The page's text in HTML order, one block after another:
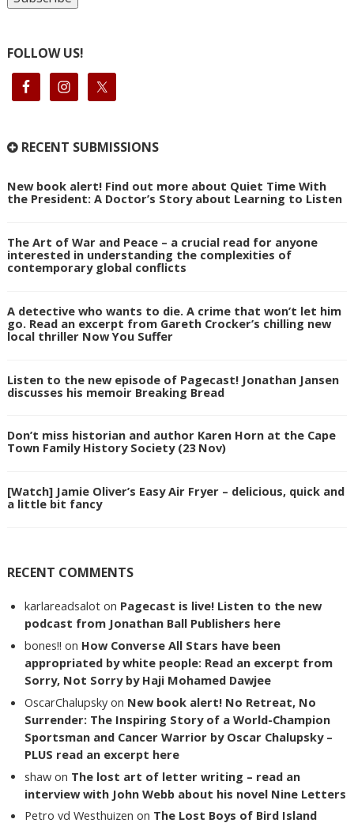
FOLLOW US!
RECENT SUBMISSIONS
New book alert! Find out more about Quiet Time With
the President: A Doctor’s Story about Learning to Listen
The Art of War and Peace – a crucial read for anyone
interested in understanding the complexities of
contemporary global conflicts
A detective who wants to die. A crime that won’t let him
go. Read an excerpt from Gareth Crocker’s chilling new
local thriller Now You Suffer
Listen to the new episode of Pagecast! Jonathan Jansen
discusses his memoir Breaking Bread
Don’t miss historian and author Karen Horn at the Cape
Town Family History Society (23 Nov)
[Watch] Jamie Oliver’s Easy Air Fryer – delicious, quick and
a little bit fancy
RECENT COMMENTS
karlareadsalot on Pagecast is live! Listen to the new
podcast from Jonathan Ball Publishers here
bones!! on How Converse All Stars have been
appropriated by white people: Read an excerpt from
Sorry, Not Sorry by Haji Mohamed Dawjee
OscarChalupsky on New book alert! No Retreat, No
Surrender: The Inspiring Story of a World-Champion
Sportsman and Cancer Warrior by Oscar Chalupsky –
PLUS read an excerpt here
shaw on The lost art of letter writing – read an
interview with John Webb about his novel Nine Letters
Petro vd Westhuizen on The Lost Boys of Bird Island